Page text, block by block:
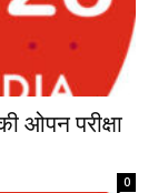
ओपन परीक्षा
0